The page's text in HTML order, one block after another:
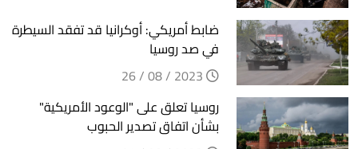
ضابط أمريكي: أوكرانيا قد تفقد السيطرة
في صد روسيا
روسيا تعلق على "الوعود الأمريكية"
بشأن اتفاق تصدير الحبوب